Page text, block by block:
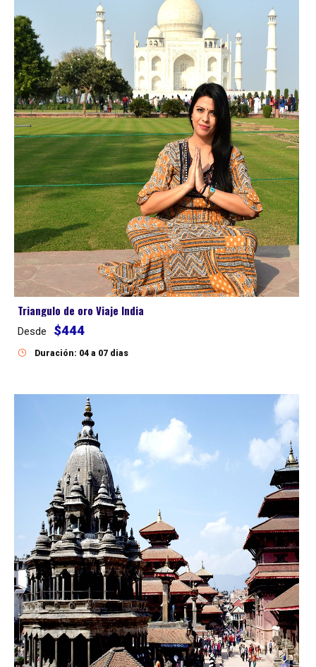
Triangulo de oro Viaje India
Desde $444
Duración: 04 a 07 dias